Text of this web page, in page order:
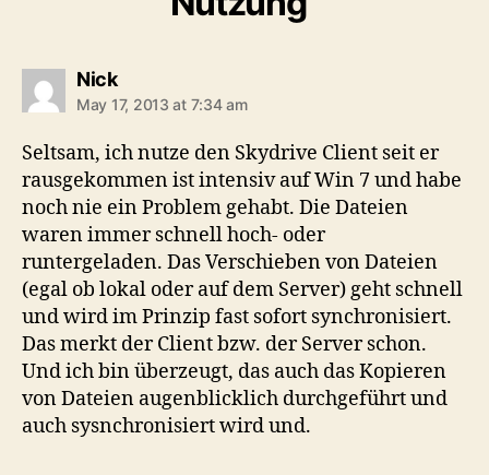
Nicksays:
May 17, 2013 at 7:34 am
Seltsam, ich nutze den Skydrive Client seit er
rausgekommen ist intensiv auf Win 7 und habe
noch nie ein Problem gehabt. Die Dateien
waren immer schnell hoch- oder
runtergeladen. Das Verschieben von Dateien
(egal ob lokal oder auf dem Server) geht schnell
und wird im Prinzip fast sofort synchronisiert.
Das merkt der Client bzw. der Server schon.
Und ich bin überzeugt, das auch das Kopieren
von Dateien augenblicklich durchgeführt und
auch sysnchronisiert wird und.